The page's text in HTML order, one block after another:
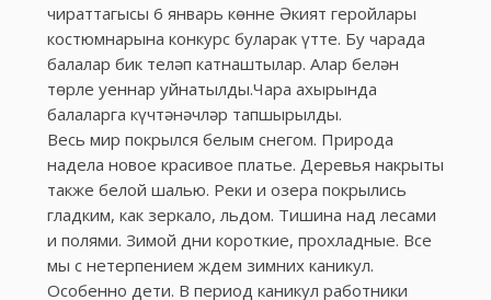
чираттагысы 6 январь көнне Әкият геройлары
костюмнарына конкурс буларак үтте. Бу чарада
балалар бик теләп катнаштылар. Алар белән
төрле уеннар уйнатылды.Чара ахырында
балаларга күчтәнәчләр тапшырылды.
Весь мир покрылся белым снегом. Природа
надела новое красивое платье. Деревья накрыты
также белой шалью. Реки и озера покрылись
гладким, как зеркало, льдом. Тишина над лесами
и полями. Зимой дни короткие, прохладные. Все
мы с нетерпением ждем зимних каникул.
Особенно дети. В период каникул работники